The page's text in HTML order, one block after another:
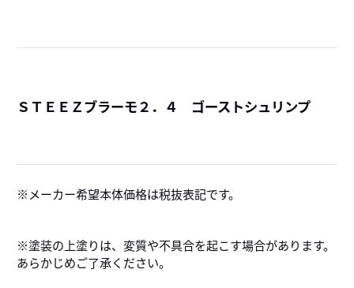
ＳＴＥＥＺブラーモ２．４ ゴーストシュリンプ
メーカー希望本体価格は税抜表記です。
※塗装の上塗りは、変質や不具合を起こす場合があります。
あらかじめご了承ください。